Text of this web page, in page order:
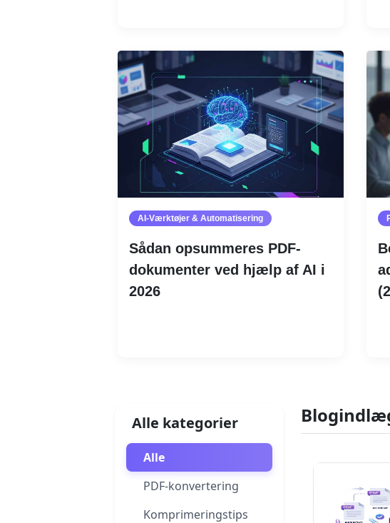
AI-Værktøjer & Automatisering
Sådan opsummeres PDF-
dokumenter ved hjælp af AI i
2026
Alle kategorier
Alle
PDF-konvertering
Komprimeringstips